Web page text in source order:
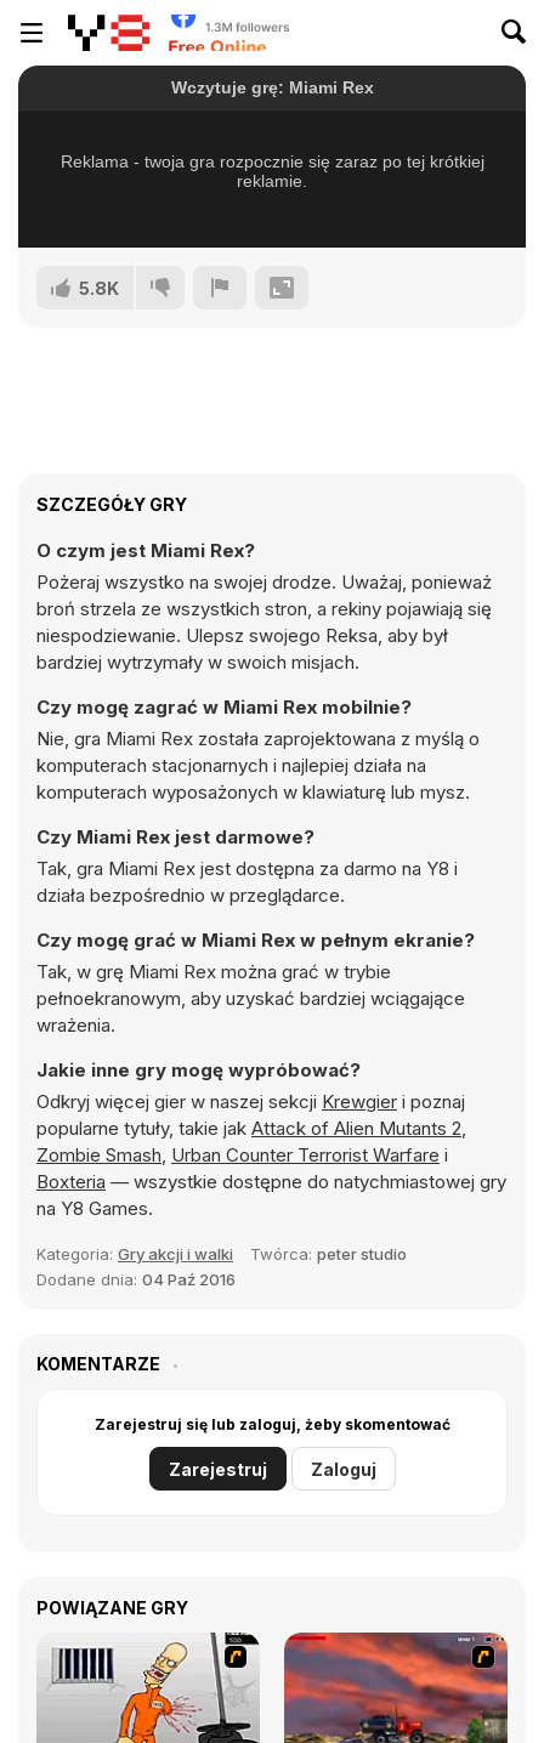
5.8K
SZCZEGÓŁY GRY
O czym jest Miami Rex?
Pożeraj wszystko na swojej drodze. Uważaj, ponieważ
broń strzela ze wszystkich stron, a rekiny pojawiają się
niespodziewanie. Ulepsz swojego Reksa, aby był
bardziej wytrzymały w swoich misjach.
Czy mogę zagrać w Miami Rex mobilnie?
Nie, gra Miami Rex została zaprojektowana z myślą o
komputerach stacjonarnych i najlepiej działa na
komputerach wyposażonych w klawiaturę lub mysz.
Czy Miami Rex jest darmowe?
Tak, gra Miami Rex jest dostępna za darmo na Y8 i
działa bezpośrednio w przeglądarce.
Czy mogę grać w Miami Rex w pełnym ekranie?
Tak, w grę Miami Rex można grać w trybie
pełnoekranowym, aby uzyskać bardziej wciągające
wrażenia.
Jakie inne gry mogę wypróbować?
Odkryj więcej gier w naszej sekcji Krewgier i poznaj
popularne tytuły, takie jak Attack of Alien Mutants 2,
Zombie Smash, Urban Counter Terrorist Warfare i
Boxteria — wszystkie dostępne do natychmiastowej gry
na Y8 Games.
Kategoria: Gry akcji i walki Twórca: peter studio
Dodane dnia: 04 Paź 2016
KOMENTARZE
Zarejestruj się lub zaloguj, żeby skomentować
Zarejestruj Zaloguj
POWIĄZANE GRY